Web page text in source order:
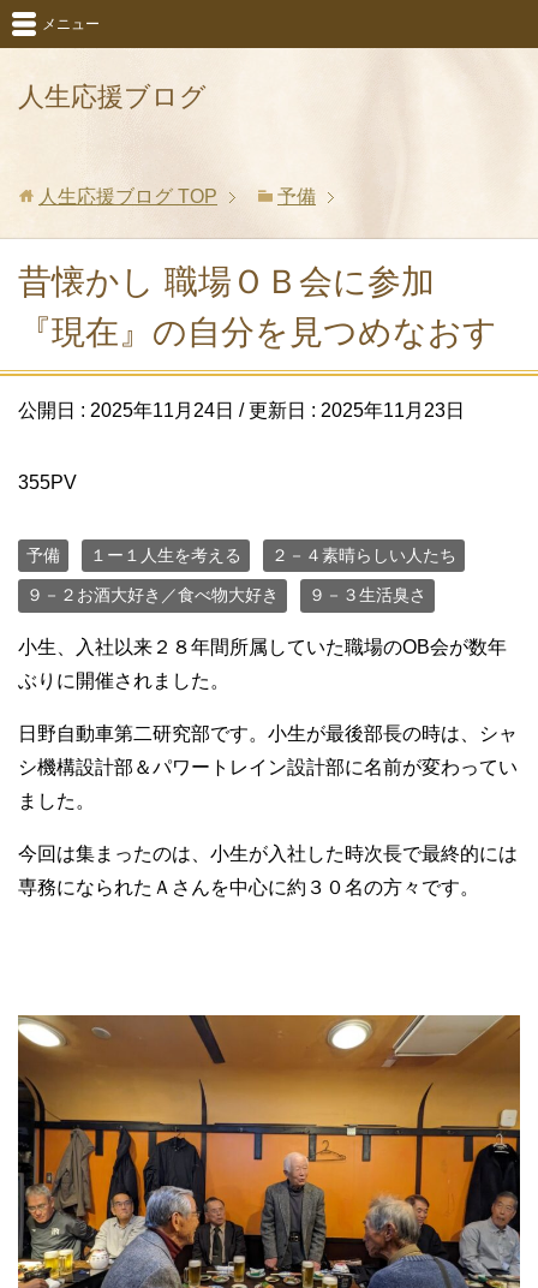
人生応援ブログ
メニュー
人生応援ブログ TOP 予備
昔懐かし 職場ＯＢ会に参加
『現在』の自分を見つめなおす
公開日 : 2025年11月24日 / 更新日 : 2025年11月23日
355PV
予備 １ー１人生を考える ２－４素晴らしい人たち
９－２お酒大好き／食べ物大好き ９－３生活臭さ
小生、入社以来２８年間所属していた職場のOB会が数年
ぶりに開催されました。
日野自動車第二研究部です。小生が最後部長の時は、シャ
シ機構設計部＆パワートレイン設計部に名前が変わってい
ました。
今回は集まったのは、小生が入社した時次長で最終的には
専務になられたＡさんを中心に約３０名の方々です。